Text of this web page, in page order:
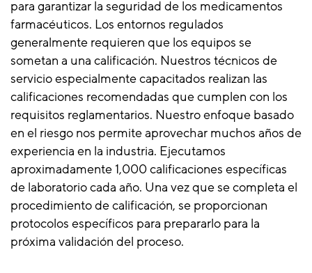
para garantizar la seguridad de los medicamentos
farmacéuticos. Los entornos regulados
generalmente requieren que los equipos se
sometan a una calificación. Nuestros técnicos de
servicio especialmente capacitados realizan las
calificaciones recomendadas que cumplen con los
requisitos reglamentarios. Nuestro enfoque basado
en el riesgo nos permite aprovechar muchos años de
experiencia en la industria. Ejecutamos
aproximadamente 1,000 calificaciones específicas
de laboratorio cada año. Una vez que se completa el
procedimiento de calificación, se proporcionan
protocolos específicos para prepararlo para la
próxima validación del proceso.